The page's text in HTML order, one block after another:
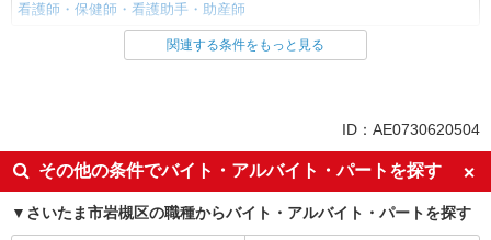
看護師・保健師・看護助手・助産師
同じ雇用形態から岩槻駅の求人を探す
入社日応相談
未経験歓迎
経験者・有資格者歓迎
新卒・第二新卒歓迎
女性活躍中
主婦・主夫歓迎
関連する条件をもっと見る
ID：AE0730620504
その他の条件でバイト・アルバイト・パートを探す
さいたま市岩槻区の職種からバイト・アルバイト・パートを探す